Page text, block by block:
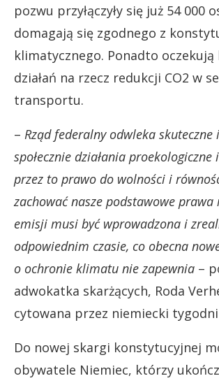
pozwu przyłączyły się już 54 000
domagają się zgodnego z
klimatycznego. Ponadto
działań na rzecz redukcji CO2 w
transportu.
– Rząd federalny odwleka
społecznie działania proekologiczne
przez to prawo do wolności i
zachować nasze podstawowe prawa
emisji musi być wprowadzona i
odpowiednim czasie, co obecna
o ochronie klimatu nie zapewnia –
adwokatka skarżących, Roda
cytowana przez niemiecki
Do nowej skargi konstytucyjnej
obywatele Niemiec, którzy